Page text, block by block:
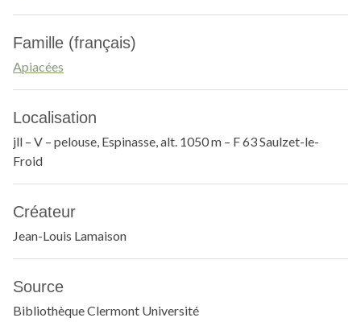
Famille (français)
Apiacées
Localisation
jll – V – pelouse, Espinasse, alt. 1050 m – F 63 Saulzet-le-
Froid
Créateur
Jean-Louis Lamaison
Source
Bibliothèque Clermont Université